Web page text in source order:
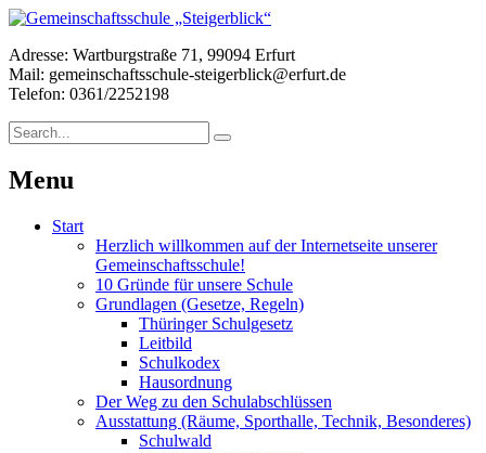
Adresse: Wartburgstraße 71, 99094 Erfurt
Mail: gemeinschaftsschule-steigerblick@erfurt.de
Telefon: 0361/2252198
Menu
Start
Herzlich willkommen auf der Internetseite unserer
Gemeinschaftsschule!
10 Gründe für unsere Schule
Grundlagen (Gesetze, Regeln)
Thüringer Schulgesetz
Leitbild
Schulkodex
Hausordnung
Der Weg zu den Schulabschlüssen
Ausstattung (Räume, Sporthalle, Technik, Besonderes)
Schulwald